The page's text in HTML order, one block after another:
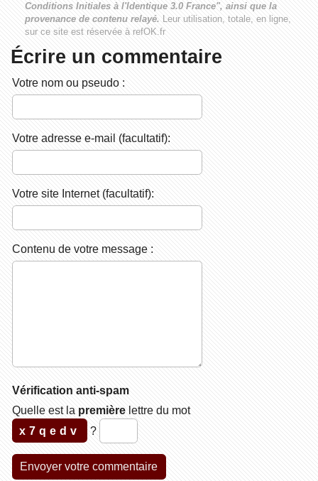
Conditions Initiales à l'Identique 3.0 France", ainsi que la
provenance de contenu relayé. Leur utilisation, totale, en ligne,
sur ce site est réservée à refOK.fr
Écrire un commentaire
Votre nom ou pseudo :
Votre adresse e-mail (facultatif):
Votre site Internet (facultatif):
Contenu de votre message :
Vérification anti-spam
Quelle est la premièrelettre du mot
x7qedv
?